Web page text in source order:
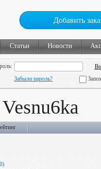
Добавить
Статьи Новости
Забыли пароль?